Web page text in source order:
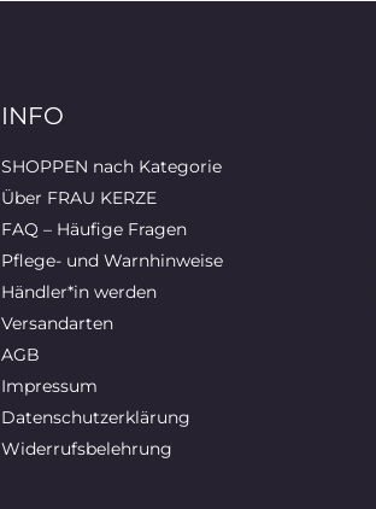
INFO
SHOPPEN nach Kategorie
Über FRAU KERZE
FAQ – Häufige Fragen
Pflege- und Warnhinweise
Händler*in werden
Versandarten
AGB
Impressum
Datenschutzerklärung
Widerrufsbelehrung